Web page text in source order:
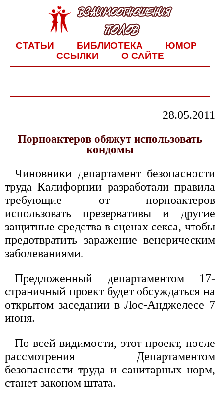
СТАТЬИ БИБЛИОТЕКА
ЮМОР
ССЫЛКИ
О САЙТЕ
28.05.2011
Порноактеров обяжут использовать
кондомы
Чиновники департамент безопасности
труда Калифорнии разработали правила
требующие от порноактеров
использовать презервативы и другие
защитные средства в сценах секса, чтобы
предотвратить заражение венерическим
заболеваниями.
Предложенный департаментом 17-
страничный проект будет обсуждаться на
открытом заседании в Лос-Анджелесе 7
июня.
По всей видимости, этот проект, после
рассмотрения Департаментом
безопасности труда и санитарных норм,
станет законом штата.